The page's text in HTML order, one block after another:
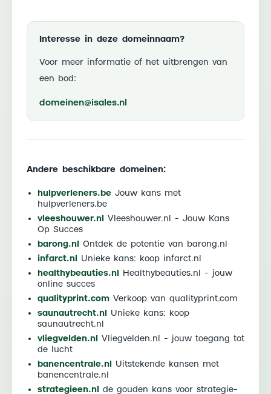
Interesse in deze domeinnaam?
Voor meer informatie of het uitbrengen van
een bod:
domeinen@isales.nl
Andere beschikbare domeinen:
hulpverleners.be Jouw kans met
hulpverleners.be
vleeshouwer.nl
Vleeshouwer.nl - Jouw Kans
Op Succes
barong.nl
Ontdek de potentie van barong.nl
infarct.nl
Unieke kans: koop infarct.nl
healthybeauties.nl
Healthybeauties.nl - jouw
online succes
qualityprint.com Verkoop van qualityprint.com
saunautrecht.nl
Unieke kans: koop
saunautrecht.nl
vliegvelden.nl
Vliegvelden.nl - jouw toegang tot
de lucht
banencentrale.nl
Uitstekende kansen met
banencentrale.nl
strategieen.nl
de gouden kans voor strategie-